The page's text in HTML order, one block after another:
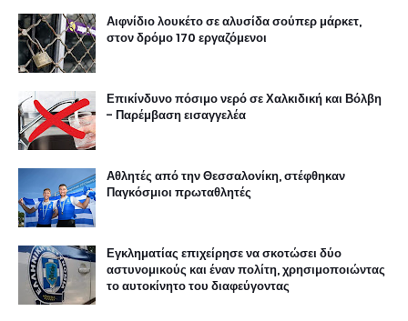
Αιφνίδιο λουκέτο σε αλυσίδα σούπερ μάρκετ,
στον δρόμο 170 εργαζόμενοι
Επικίνδυνο πόσιμο νερό σε Χαλκιδική και Βόλβη
- Παρέμβαση εισαγγελέα
Αθλητές από την Θεσσαλονίκη, στέφθηκαν
Παγκόσμιοι πρωταθλητές
Εγκληματίας επιχείρησε να σκοτώσει δύο
αστυνομικούς και έναν πολίτη, χρησιμοποιώντας
το αυτοκίνητο του διαφεύγοντας